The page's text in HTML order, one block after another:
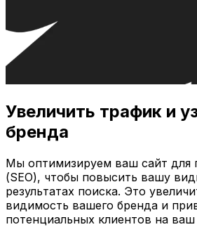
Увеличить трафик и
бренда
Мы оптимизируем ваш сайт для
(SEO), чтобы повысить вашу
результатах поиска. Это
видимость вашего бренда и
потенциальных клиентов на ваш